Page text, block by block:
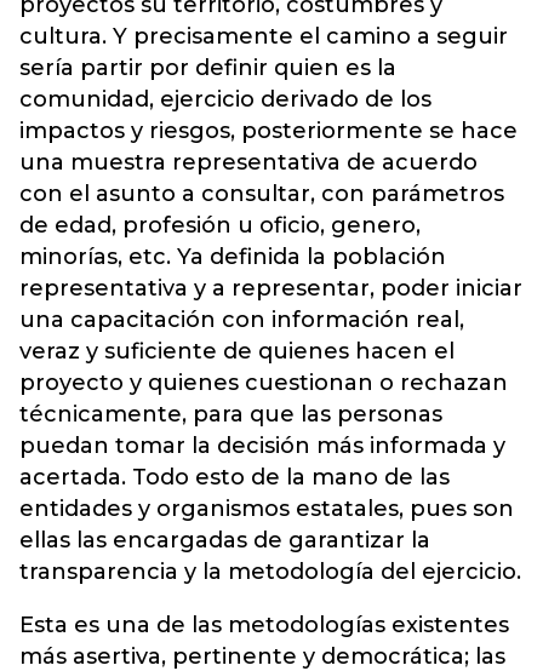
cultura. Y precisamente el camino a seguir
sería partir por definir quien es la
comunidad, ejercicio derivado de los
impactos y riesgos, posteriormente se hace
una muestra representativa de acuerdo
con el asunto a consultar, con parámetros
de edad, profesión u oficio, genero,
minorías, etc. Ya definida la población
representativa y a representar, poder iniciar
una capacitación con información real,
veraz y suficiente de quienes hacen el
proyecto y quienes cuestionan o rechazan
técnicamente, para que las personas
puedan tomar la decisión más informada y
acertada. Todo esto de la mano de las
entidades y organismos estatales, pues son
ellas las encargadas de garantizar la
transparencia y la metodología del ejercicio.
Esta es una de las metodologías existentes
más asertiva, pertinente y democrática; las